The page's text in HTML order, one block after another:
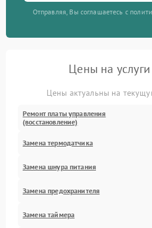
Отправляя, Вы соглашаетесь с
Цены на
Цены актуальны на
Ремонт платы управления
(восстановление)
Замена термодатчика
Замена шнура питания
Замена предохранителя
Замена таймера